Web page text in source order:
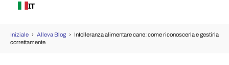
IT
Iniziale › Alleva Blog › Intolleranza alimentare cane: come riconoscerla e gestirla
correttamente